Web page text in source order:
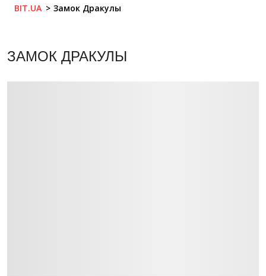
BIT.UA Замок Дракулы
ЗАМОК ДРАКУЛЫ